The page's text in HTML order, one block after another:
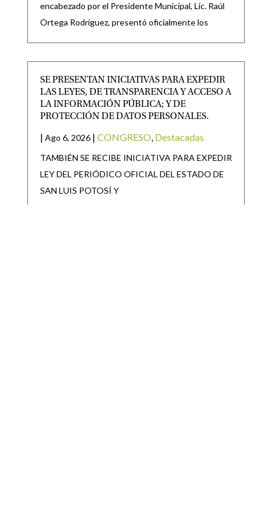
encabezado por el Presidente Municipal, Lic. Raúl
Ortega Rodríguez, presentó oficialmente los
SE PRESENTAN INICIATIVAS PARA EXPEDIR
LAS LEYES, DE TRANSPARENCIA Y ACCESO A
LA INFORMACIÓN PÚBLICA; Y DE
PROTECCIÓN DE DATOS PERSONALES.
| Ago 6, 2026 | CONGRESO, Destacadas
TAMBIÉN SE RECIBE INICIATIVA PARA EXPEDIR
LEY DEL PERIÓDICO OFICIAL DEL ESTADO DE
SAN LUIS POTOSÍ Y